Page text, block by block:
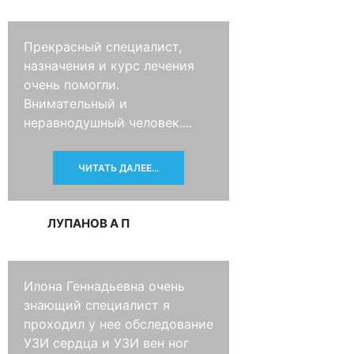
Прекрасный специалист,
назначения и курс лечения
очень помогли.
Внимательный и
неравнодушный человек....
ЧИТАТЬ ДАЛЕЕ...
ЛУПАНОВ А П
Илона Геннадьевна очень
знающий специалист я
проходил у нее обследование
УЗИ сердца и УЗИ вен ног